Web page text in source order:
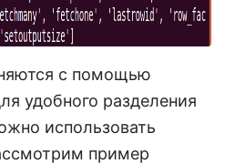
с помощью
удобного разделения
использовать
пример